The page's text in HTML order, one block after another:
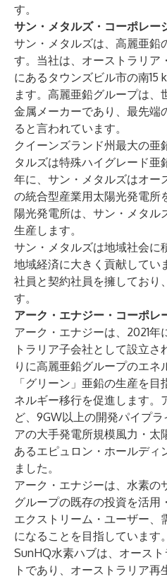
す。
サン・メタルズ・コーポレー
サン・メタルズは、高麗亜鉛
す。当社は、オーストラリア
にあるタウンズビル市の南15
ます。高麗亜鉛グループは
金属メーカーであり、最先端
ると言われています。
クイーンズランド州最大の亜
タルズは特殊ハイグレード亜
年に、サン・メタルズはオー
の統合型産業用太陽光発電所
陽光発電所は、サン・メタル
生産します。
サン・メタルズは地域社会に
地域経済に大きく貢献してい
社員と契約社員を擁しており
す。
アーク・エナジー・コーポレ
アーク・エナジーは、2021年
トラリア子会社として設立
りに高麗亜鉛グループのエネ
「グリーン」亜鉛の生産を
ネルギー移行を促進します。
ど、9GW以上の開発パイプ
アの大手発電所規模風力・太
あるエピュロン・ホールディ
ました。
アーク・エナジーは、水素の
グループの既存の投資を活用
エクストリーム・ユーザー、
になることを目指しています
SunHQ水素ハブは、オース
トであり、オーストラリア再